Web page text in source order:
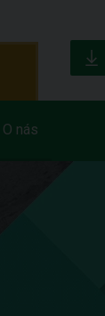
O nás